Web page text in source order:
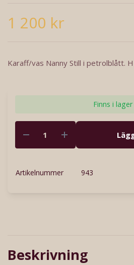
1 200 kr
Karaff/vas Nanny Still i petrolblått.
Finns i lager
Artikelnummer 943
Beskrivning